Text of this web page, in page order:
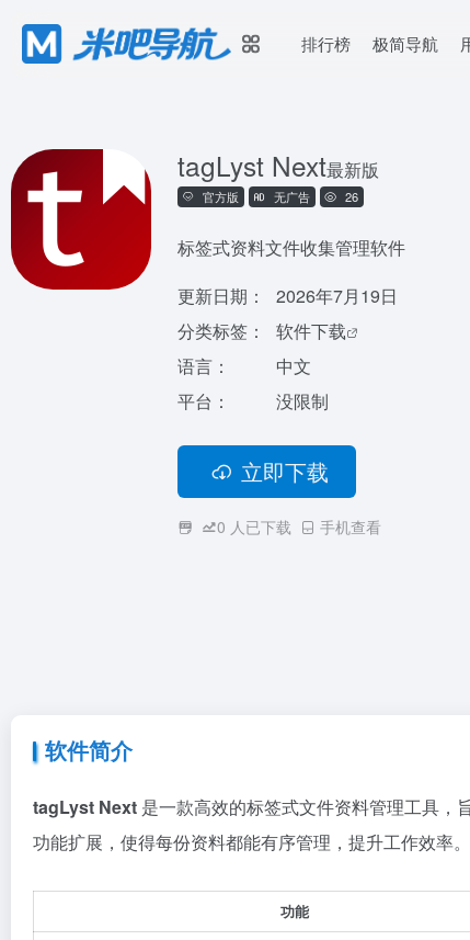
排行榜 极简导航
tagLyst Next最新版
官方版 无广告 26
标签式资料文件收集管理软件
更新日期：
2026年7月19日
分类标签：
软件下载
语言：
中文
平台：
没限制
立即下载
0 人已下载 手机查看
软件简介
tagLyst Next 是一款高效的标签式文件资料管理工具，
功能扩展，使得每份资料都能有序管理，提升工作效率。
功能